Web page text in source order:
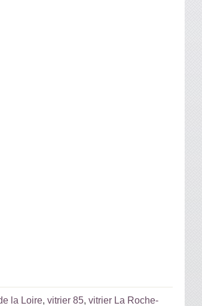
la Loire, vitrier 85, vitrier La Roche-